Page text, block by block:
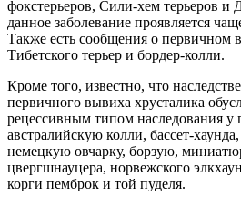
фокстерьеров, Сили-хем терьеров и
данное заболевание проявляется
Также есть сообщения о первичном
Тибетского терьер и бордер-колли.
Кроме того, известно, что
первичного вывиха хрусталика
рецессивным типом наследования у
австралийскую колли, бассет-
немецкую овчарку, борзую,
цвергшнауцера, норвежского
корги пемброк и той пуделя.